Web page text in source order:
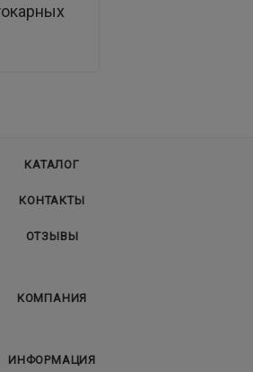
КАТАЛОГ
КОНТАКТЫ
ОТЗЫВЫ
КОМПАНИЯ
ИНФОРМАЦИЯ